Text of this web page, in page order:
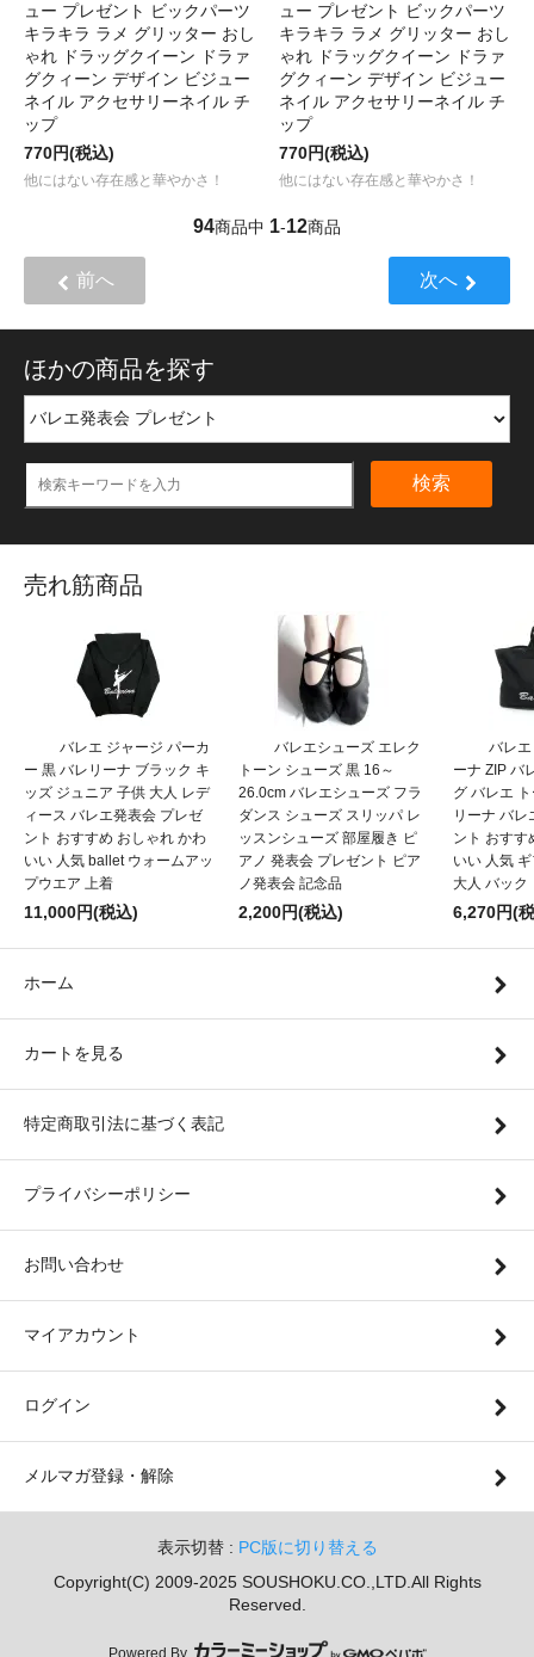
ュー プレゼント ビックパーツ
キラキラ ラメ グリッター おし
ゃれ ドラッグクイーン ドラァ
グクィーン デザイン ビジュー
ネイル アクセサリーネイル チ
ップ
770円(税込)
他にはない存在感と華やかさ！
ュー プレゼント ビックパーツ
キラキラ ラメ グリッター おし
ゃれ ドラッグクイーン ドラァ
グクィーン デザイン ビジュー
ネイル アクセサリーネイル チ
ップ
770円(税込)
他にはない存在感と華やかさ！
94商品中 1-12商品
前へ 次へ
ほかの商品を探す
検索
売れ筋商品
バレエ ジャージ パーカ
ー 黒 バレリーナ ブラック キ
ッズ ジュニア 子供 大人 レデ
ィース バレエ発表会 プレゼ
ント おすすめ おしゃれ かわ
いい 人気 ballet ウォームアッ
プウエア 上着
11,000円(税込)
バレエシューズ エレク
トーン シューズ 黒 16～
26.0cm バレエシューズ フラ
ダンス シューズ スリッパ レ
ッスンシューズ 部屋履き ピ
アノ 発表会 プレゼント ピア
ノ発表会 記念品
2,200円(税込)
バレ
ーナ ZIP バ
グ バレエ
リーナ バレ
ント おすす
いい 人気
大人 バック
6,270円(
ホーム
カートを見る
特定商取引法に基づく表記
プライバシーポリシー
お問い合わせ
マイアカウント
ログイン
メルマガ登録・解除
表示切替 : PC版に切り替える
Copyright(C) 2009-2025 SOUSHOKU.CO.,LTD.All Rights
Reserved.
Powered By